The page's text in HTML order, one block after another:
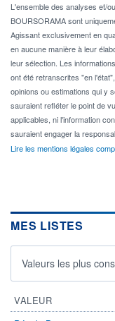
L'ensemble des analyses et/
BOURSORAMA sont
Agissant exclusivement en
en aucune manière à leur
leur sélection. Les
ont été retranscrites "en
opinions ou estimations qui y
sauraient refléter le point de
applicables, ni l'information
sauraient engager la
Lire les mentions légales
MES LISTES
Valeurs les plus
VALEUR